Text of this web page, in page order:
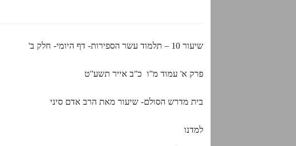
שיעור 10 – תלמוד עשר הספירות- דף היומי- חלק ב'
פרק א' עמוד מ"ו כ"ב אייר תשע"ט
בית מדרש הסולם- שיעור מאת הרב אדם סיני
למדנו